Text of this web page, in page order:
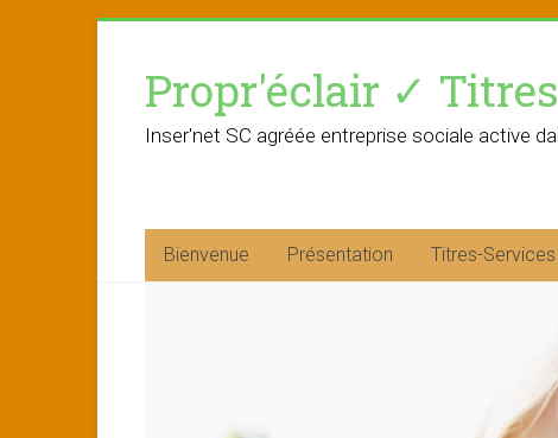
contentPropr'éclair ✓
Inser'net SC agréée entreprise sociale active
Bienvenue Présentation Titres-Services